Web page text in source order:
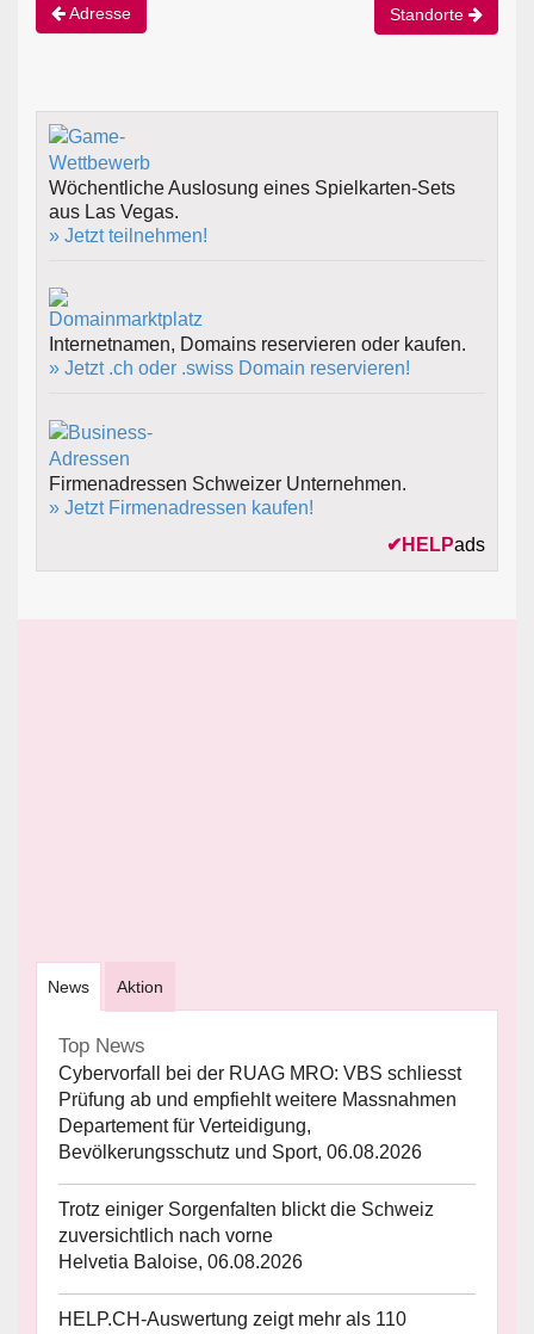
Adresse Standorte
Wöchentliche Auslosung eines Spielkarten-Sets
aus Las Vegas.
» Jetzt teilnehmen!
Internetnamen, Domains reservieren oder kaufen.
» Jetzt .ch oder .swiss Domain reservieren!
Firmenadressen Schweizer Unternehmen.
» Jetzt Firmenadressen kaufen!
✔ HELPads
News Aktion
Top News
Cybervorfall bei der RUAG MRO: VBS schliesst
Prüfung ab und empfiehlt weitere Massnahmen
Departement für Verteidigung,
Bevölkerungsschutz und Sport, 06.08.2026
Trotz einiger Sorgenfalten blickt die Schweiz
zuversichtlich nach vorne
Helvetia Baloise, 06.08.2026
HELP.CH-Auswertung zeigt mehr als 110